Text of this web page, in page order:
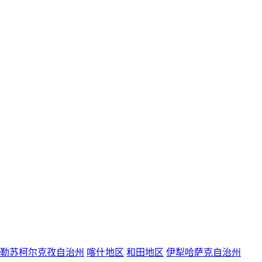
苏柯尔克孜自治州 喀什地区 和田地区 伊犁哈萨克自治州